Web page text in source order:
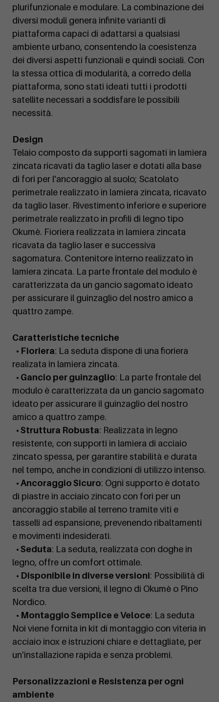
plurifunzionale e modulare. La combinazione dei
diversi moduli genera infinite varianti di
piattaforma capaci di adattarsi a qualsiasi
ambiente urbano, consentendo la coesistenza
dei diversi aspetti funzionali e quindi sociali. Con
la stessa ottica di modularità, a corredo della
piattaforma, sono stati ideati tutti i prodotti
satellite necessari a soddisfare le possibili
necessità.
Design
Telaio composto da supporti sagomati in lamiera
zincata ricavati da taglio laser e dotati alla base
di fori per l'ancoraggio al suolo; Scatolato
perimetrale realizzato in lamiera zincata, ricavato
da taglio laser. Rivestimento inferiore e superiore
perimetrale realizzato in profili di legno tipo
Okumè. Fioriera realizzata in lamiera zincata
ricavata da taglio laser e successiva
sagomatura. Contenitore interno realizzato in
lamiera zincata. La parte frontale del modulo è
caratterizzata da un gancio sagomato ideato
per assicurare il guinzaglio del nostro amico a
quattro zampe.
Caratteristiche tecniche
• Fioriera: La seduta dispone di una fioriera
realizata in lamiera zincata.
• Gancio per guinzaglio: La parte frontale del
modulo è caratterizzata da un gancio sagomato
ideato per assicurare il guinzaglio del nostro
amico a quattro zampe.
• Struttura Robusta: Realizzata in legno
resistente, con supporti in lamiera di acciaio
zincato spessa, per garantire stabilità e durata
nel tempo, anche in condizioni di utilizzo intenso.
• Ancoraggio Sicuro: Ogni supporto è dotato
di piastre in acciaio zincato con fori per un
ancoraggio stabile al terreno tramite viti e
tasselli ad espansione, prevenendo ribaltamenti
e movimenti indesiderati.
• Seduta: La seduta, realizzata con doghe in
legno, offre un comfort ottimale.
• Disponibile in diverse versioni: Possibilità di
scelta tra due versioni, il legno di Okumè o Pino
Nordico.
• Montaggio Semplice e Veloce: La seduta
Noi viene fornita in kit di montaggio con viteria in
acciaio inox e istruzioni chiare e dettagliate, per
un'installazione rapida e senza problemi.
Personalizzazioni e Resistenza per ogni
ambiente